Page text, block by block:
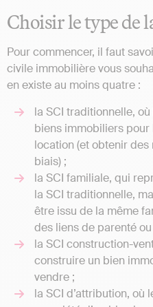
Choisir le type de
Pour commencer, il faut
civile immobilière vous
en existe au moins quatre :
la SCI traditionnelle,
biens immobiliers
location (et obtenir
biais) ;
la SCI familiale, qui
la SCI traditionnelle,
être issu de la même
des liens de parenté ou
la SCI construction-
construire un bien
vendre ;
la SCI d’attribution, où